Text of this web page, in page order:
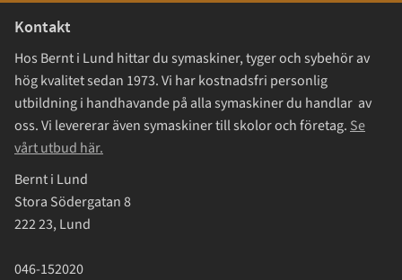
Kontakt
Hos Bernt i Lund hittar du symaskiner, tyger och sybehör av
hög kvalitet sedan 1973. Vi har kostnadsfri personlig
utbildning i handhavande på alla symaskiner du handlar av
oss. Vi levererar även symaskiner till skolor och företag. Se
vårt utbud här.
Bernt i Lund
Stora Södergatan 8
222 23, Lund
046-152020